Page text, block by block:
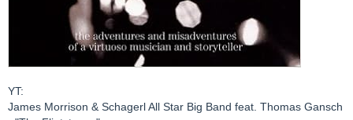
YT:
James Morrison & Schagerl All Star Big Band feat. Thomas Gansch